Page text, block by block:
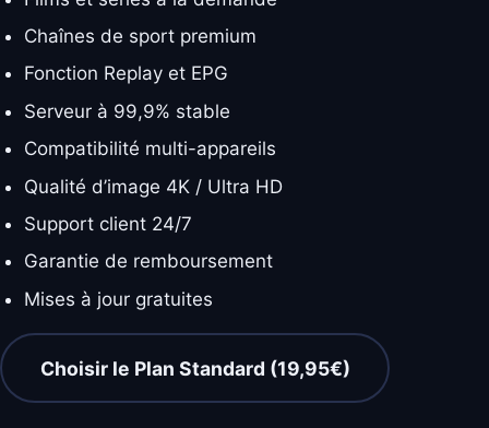
Chaînes de sport premium
Fonction Replay et EPG
Serveur à 99,9% stable
Compatibilité multi-appareils
Qualité d’image 4K / Ultra HD
Support client 24/7
Garantie de remboursement
Mises à jour gratuites
Choisir le Plan Standard (19,95€)